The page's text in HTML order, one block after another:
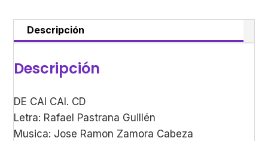
Descripción
Descripción
DE CAI CAI. CD
Letra: Rafael Pastrana Guillén
Musica: Jose Ramon Zamora Cabeza